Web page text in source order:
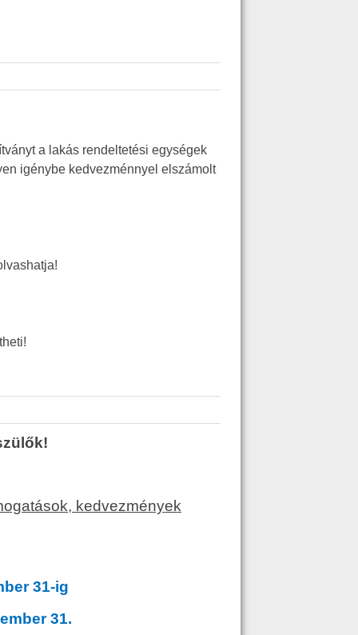
a lakás rendeltetési egységek
igénybe kedvezménnyel elszámolt
kedvezmények
31-ig
31.